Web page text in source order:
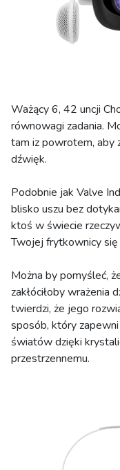
Ważący 6, 42 uncji
równowagi zadania.
tam iz powrotem, aby
dźwięk.
Podobnie jak Valve
blisko uszu bez
ktoś w świecie
Twojej frytkownicy się
Można by pomyśleć,
zakłóciłoby wrażenia
twierdzi, że jego
sposób, który
światów dzięki
przestrzennemu.